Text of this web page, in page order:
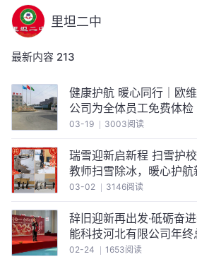
里坦二中
最新内容 213
健康护航 暖心同行｜欧
公司为全体员工免费体检
03-19 3003阅读
瑞雪迎新启新程 扫雪护
教师扫雪除冰，暖心护航
03-02 3146阅读
辞旧迎新再出发·砥砺奋
能科技河北有限公司年
02-24 1653阅读